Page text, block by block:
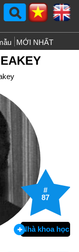
MỚI NHẤT
#
87
Nhà khoa học